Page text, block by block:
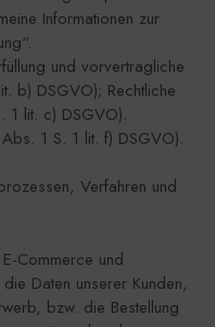
Informationen zur
und vorvertragliche
b) DSGVO); Rechtliche
1 lit. c) DSGVO).
1 S. 1 lit. f) DSGVO).
Verfahren und
Commerce und
Daten unserer Kunden,
bzw. die Bestellung